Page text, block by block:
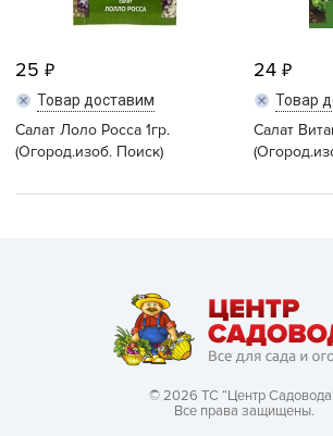
25
Товар доставим
Салат Лоло Росса 1гр.
(Огород.изоб. Поиск)
24
Товар
Салат
© 2026 ТС “Центр
Все права защищены.